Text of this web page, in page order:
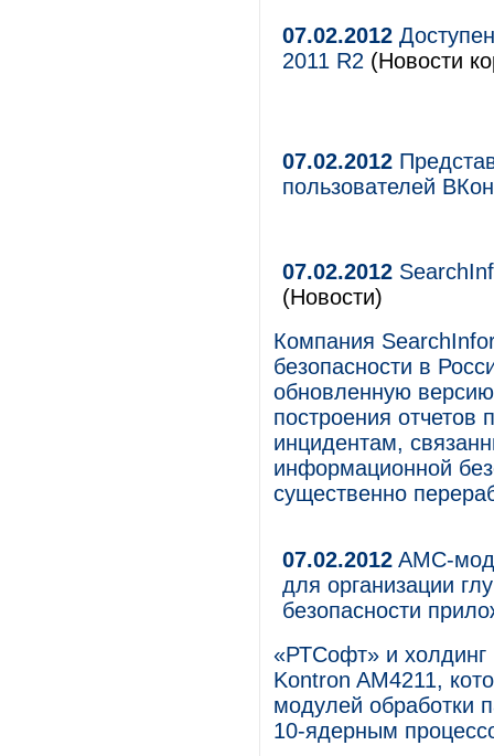
07.02.2012
2011 R2 (Новости
07.02.2012
пользователей
07.02.2012
(Новости)
Компания
безопасности в
обновленную
построения отчетов
инцидентам,
информационной
существенно
07.02.2012 AMC-
для организации
безопасности
«РТСофт» и
Kontron AM4211,
модулей обработки
10-ядерным